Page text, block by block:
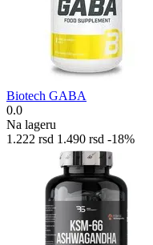
Biotech GABA
0.0
Na lageru
1.222 rsd 1.490 rsd -18%